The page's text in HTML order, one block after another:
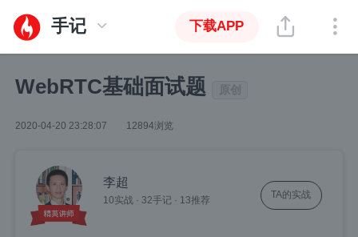
手记 下载APP
WebRTC基础面试题 原创
2020-04-20 23:28:07 12894浏览
李超
10实战 · 32手记 · 13推荐 TA的实战